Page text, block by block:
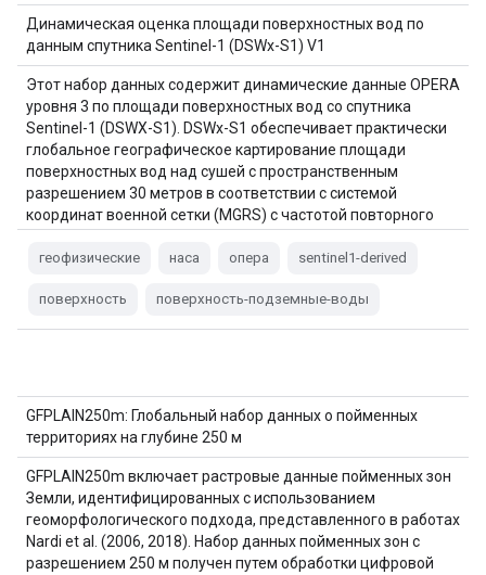
Динамическая оценка площади поверхностных вод по
данным спутника Sentinel-1 (DSWx-S1) V1
Этот набор данных содержит динамические данные OPERA
уровня 3 по площади поверхностных вод со спутника
Sentinel-1 (DSWX-S1). DSWx-S1 обеспечивает практически
глобальное географическое картирование площади
поверхностных вод над сушей с пространственным
разрешением 30 метров в соответствии с системой
координат военной сетки (MGRS) с частотой повторного
геофизические наса опера sentinel1-derived
поверхность поверхность-подземные-воды
GFPLAIN250m: Глобальный набор данных о пойменных
территориях на глубине 250 м
GFPLAIN250m включает растровые данные пойменных зон
Земли, идентифицированных с использованием
геоморфологического подхода, представленного в работах
Nardi et al. (2006, 2018). Набор данных пойменных зон с
разрешением 250 м получен путем обработки цифровой